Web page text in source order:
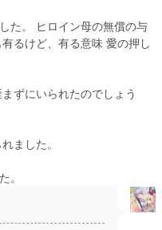
た。 ヒロイン母の無償の与
るけど、有る意味 愛の押し
ずにいられたのでしょう
ました。
。